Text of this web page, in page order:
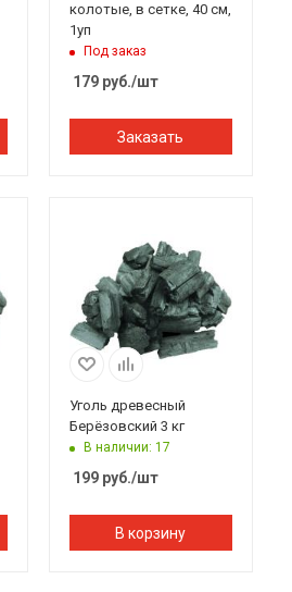
колотые, в сетке, 40 см,
1уп
Под заказ
179руб./шт
Заказать
Уголь древесный
Берёзовский 3 кг
В наличии: 17
199руб./шт
В корзину